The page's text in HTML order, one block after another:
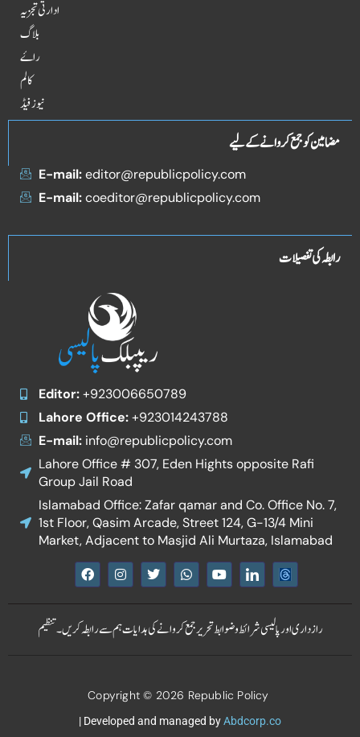
ادارتی تجزیہ
بلاگ
راۓ
کالم
نیوز فیڈ
مضامین کو جمع کروانے کے لیے
E-mail:editor@republicpolicy.com
E-mail:coeditor@republicpolicy.com
رابطہ کی تفصیلات
Editor:+923006650789
Lahore Office:+923014243788
E-mail:info@republicpolicy.com
Lahore Office # 307, Eden Hights opposite Rafi
Group Jail Road
Islamabad Office: Zafar qamar and Co. Office No. 7,
1st Floor, Qasim Arcade, Street 124, G-13/4 Mini
Market, Adjacent to Masjid Ali Murtaza, Islamabad
F
a
e
o
I
n
t
g
T
w
t
t
e
W
h
t
s
a
Y
o
t
b
I
c
n
-
l
d
n
تنظیمہم سے رابطہ کریں۔تحریر جمع کروانے کی ہدایاتشرائط و ضوابطرازداری اور پالیسی
Copyright © 2026 Republic Policy
| Developed and managed byAbdcorp.co